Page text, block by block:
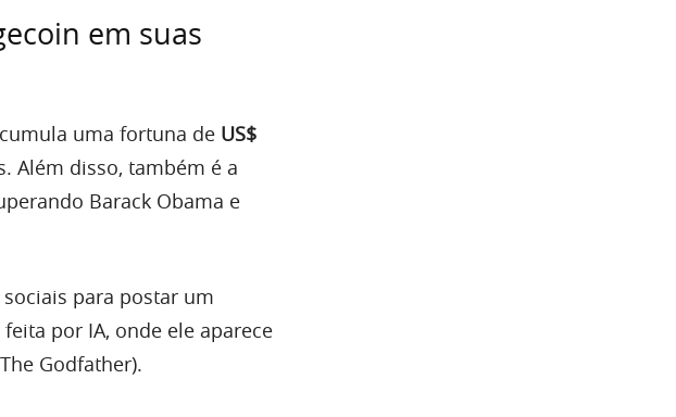
em suas
uma fortuna de US$
Além disso, também é a
Barack Obama e
para postar um
por IA, onde ele aparece
Godfather).